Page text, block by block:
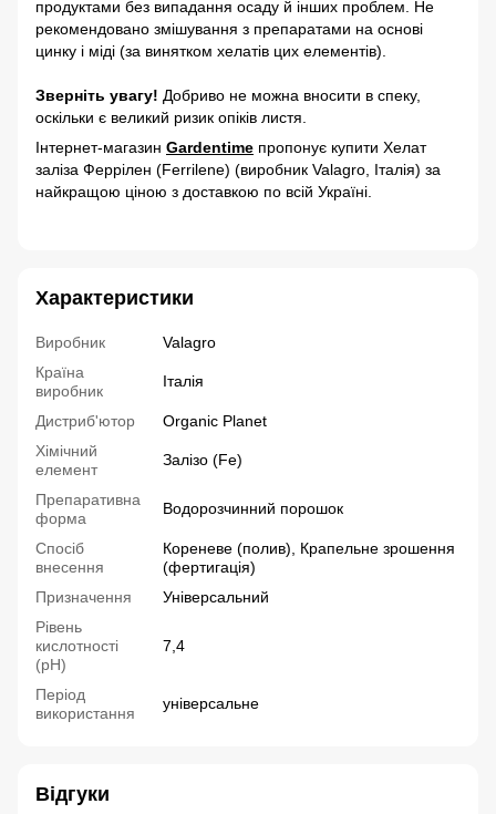
продуктами без випадання осаду й інших проблем. Не
рекомендовано змішування з препаратами на основі
цинку і міді (за винятком хелатів цих елементів).
Зверніть увагу! Добриво не можна вносити в спеку,
оскільки є великий ризик опіків листя.
Інтернет-магазин Gardentime пропонує купити Хелат
заліза Феррілен (Ferrilene) (виробник Valagro, Італія) за
найкращою ціною з доставкою по всій Україні.
Характеристики
Виробник
Valagro
Країна
виробник
Італія
Дистриб'ютор
Organiс Planet
Хімічний
елемент
Залізо (Fe)
Препаративна
форма
Водорозчинний порошок
Спосіб
внесення
Кореневе (полив), Крапельне зрошення
(фертигація)
Призначення
Універсальний
Рівень
кислотності
(рН)
7,4
Період
використання
універсальне
Відгуки